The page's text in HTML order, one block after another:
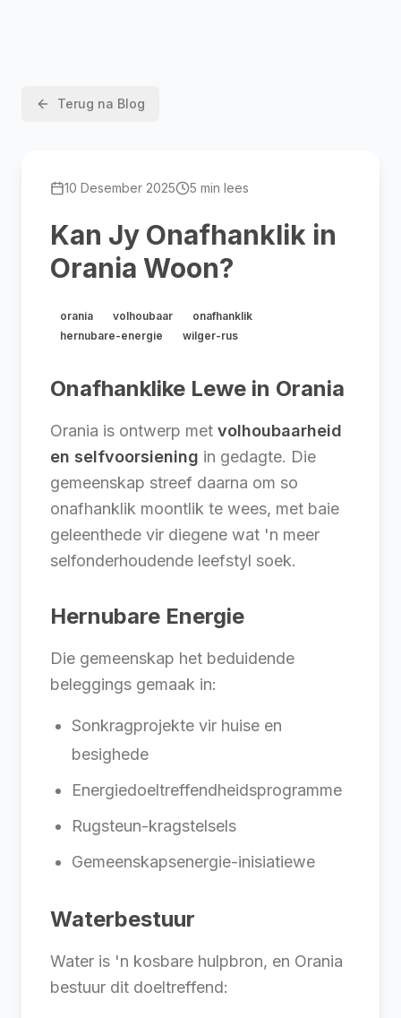
Terug na Blog
10 Desember 2025 5 min lees
Kan Jy Onafhanklik in
Orania Woon?
orania volhoubaar
onafhanklik
hernubare-energie
wilger-rus
Onafhanklike Lewe in Orania
Orania is ontwerp met volhoubaarheid
en selfvoorsiening in gedagte. Die
gemeenskap streef daarna om so
onafhanklik moontlik te wees, met baie
geleenthede vir diegene wat 'n meer
selfonderhoudende leefstyl soek.
Hernubare Energie
Die gemeenskap het beduidende
beleggings gemaak in:
Sonkragprojekte vir huise en
besighede
Energiedoeltreffendheidsprogramme
Rugsteun-kragstelsels
Gemeenskapsenergie-inisiatiewe
Waterbestuur
Water is 'n kosbare hulpbron, en Orania
bestuur dit doeltreffend: